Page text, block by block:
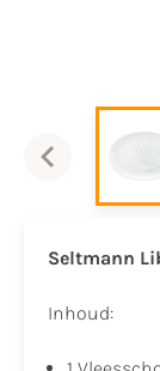
Seltmann
Inhoud: